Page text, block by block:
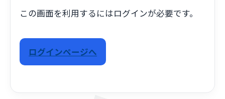
この画面を利用するにはログインが必要です。
ログインページへ